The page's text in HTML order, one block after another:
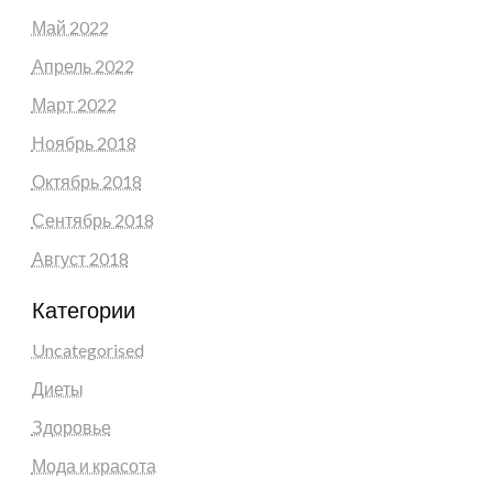
Май 2022
Апрель 2022
Март 2022
Ноябрь 2018
Октябрь 2018
Сентябрь 2018
Август 2018
Категории
Uncategorised
Диеты
Здоровье
Мода и красота